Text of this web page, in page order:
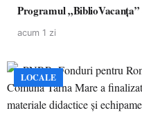
Programul
acum 1 zi
LOCALE